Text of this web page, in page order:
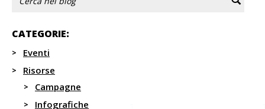
CATEGORIE:
Eventi
Risorse
Campagne
Infografiche